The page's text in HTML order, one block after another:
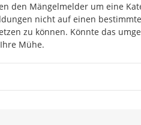
den Mängelmelder um eine
nicht auf einen
zu können. Könnte das
Mühe.